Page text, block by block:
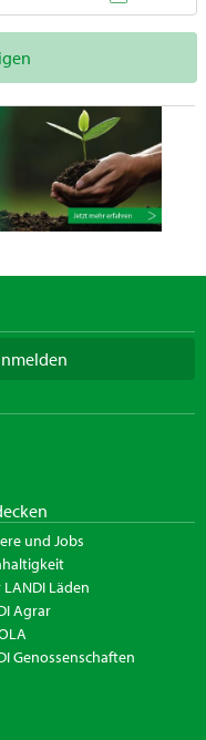
und Jobs
LANDI Läden
Agrar
Genossenschaften